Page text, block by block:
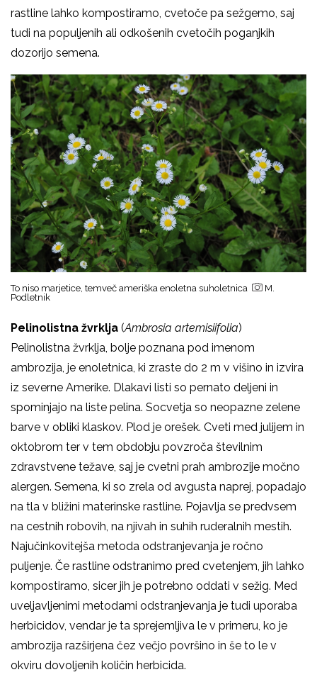
rastline lahko kompostiramo, cvetoče pa sežgemo, saj
tudi na populjenih ali odkošenih cvetočih poganjkih
dozorijo semena.
To niso marjetice, temveč ameriška enoletna suholetnica
M.
Podletnik
Pelinolistna žvrklja (Ambrosia artemisiifolia)
Pelinolistna žvrklja, bolje poznana pod imenom
ambrozija, je enoletnica, ki zraste do 2 m v višino in izvira
iz severne Amerike. Dlakavi listi so pernato deljeni in
spominjajo na liste pelina. Socvetja so neopazne zelene
barve v obliki klaskov. Plod je orešek. Cveti med julijem in
oktobrom ter v tem obdobju povzroča številnim
zdravstvene težave, saj je cvetni prah ambrozije močno
alergen. Semena, ki so zrela od avgusta naprej, popadajo
na tla v bližini materinske rastline. Pojavlja se predvsem
na cestnih robovih, na njivah in suhih ruderalnih mestih.
Najučinkovitejša metoda odstranjevanja je ročno
puljenje. Če rastline odstranimo pred cvetenjem, jih lahko
kompostiramo, sicer jih je potrebno oddati v sežig. Med
uveljavljenimi metodami odstranjevanja je tudi uporaba
herbicidov, vendar je ta sprejemljiva le v primeru, ko je
ambrozija razširjena čez večjo površino in še to le v
okviru dovoljenih količin herbicida.